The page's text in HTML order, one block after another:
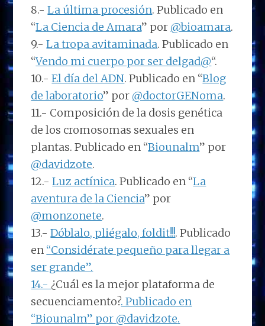
8.-La última procesión. Publicado en
“La Ciencia de Amara” por @bioamara.
9.-La tropa avitaminada. Publicado en
“Vendo mi cuerpo por ser delgad@“.
10.-El día del ADN. Publicado en “Blog
de laboratorio” por @doctorGENoma.
11.- Composición de la dosis genética
de los cromosomas sexuales en
plantas. Publicado en “Biounalm” por
@davidzote.
12.-Luz actínica. Publicado en “La
aventura de la Ciencia” por
@monzonete.
13.-Dóblalo, pliégalo, foldit!!!. Publicado
en “Considérate pequeño para llegar a
ser grande”.
14.- ¿Cuál es la mejor plataforma de
secuenciamento?. Publicado en
“Biounalm” por @davidzote.